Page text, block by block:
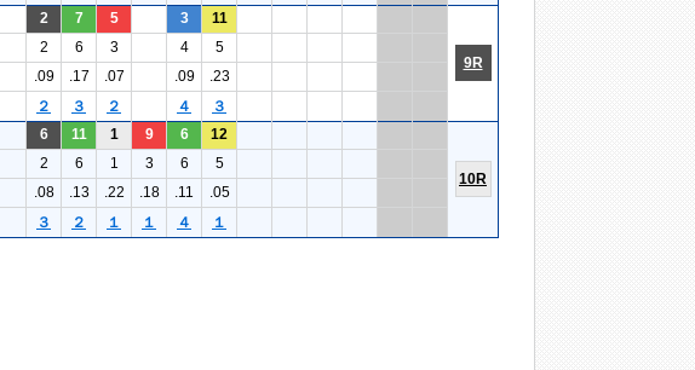
2 7 5 3 11
9R
2 6 3 4
5
.09 .17 .07 .09
.23
２ ３ ２ ４ ３
6 11 1 9 6 12
10R
2 6 1 3 6
5
.08 .13 .22 .18 .11
.05
３ ２ １ １ ４ １